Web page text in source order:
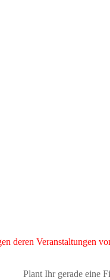
deren Veranstaltungen
Plant Ihr gerade eine